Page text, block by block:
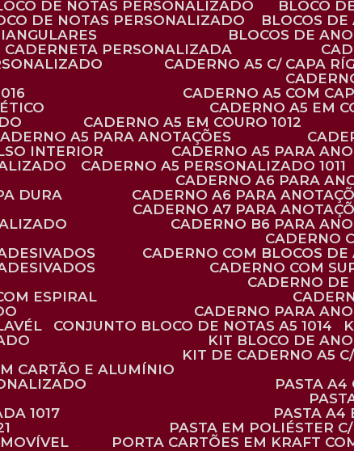
DE NOTAS PERSONALIZADO
BLOCO
DE NOTAS PERSONALIZADO
BLOCOS
BLOCOS DE
CADERNETA PERSONALIZADA
CADERNO A5 C/ CAPA
CADERNO A5 COM
CADERNO A5 EM
CADERNO A5 EM COURO 1012
CADERNO A5 PARA ANOTAÇÕES
INTERIOR
CADERNO A5 PARA
CADERNO A5 PERSONALIZADO 1011
CADERNO A6 PARA
DURA
CADERNO A6 PARA
CADERNO A7 PARA
CADERNO B6 PARA
CADERNO
CADERNO COM BLOCOS
CADERNO COM
CADERNO
ESPIRAL
CADERNO PARA
CONJUNTO BLOCO DE NOTAS A5 1014
KIT BLOCO DE
KIT DE CADERNO A5
CARTÃO E ALUMÍNIO
PASTA
1017
PASTA
PASTA EM POLIÉSTER
PORTA CARTÕES EM KRAFT